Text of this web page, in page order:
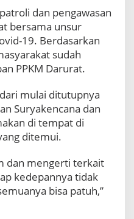
dan pengawasan
bersama unsur
19. Berdasarkan
sudah
PPKM Darurat.
mulai ditutupnya
Suryakencana dan
di tempat di
ditemui.
dan mengerti terkait
kedepannya tidak
bisa patuh,”